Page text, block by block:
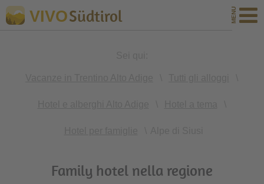
VIVOSüdtirol
Family hotel nella regione